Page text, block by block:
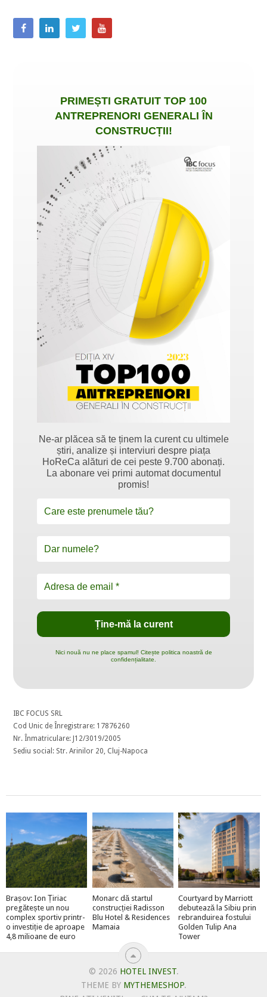
PRIMEȘTI GRATUIT TOP 100
ANTREPRENORI GENERALI ÎN
CONSTRUCȚII!
Ne-ar plăcea să te ținem la curent cu ultimele
știri, analize și interviuri despre piața
HoReCa alături de cei peste 9.700 abonați.
La abonare vei primi automat documentul
promis!
Nici nouă nu ne place spamul! Citește politica noastră de
confidențialitate.
IBC FOCUS SRL
Cod Unic de Înregistrare: 17876260
Nr. Înmatriculare: J12/3019/2005
Sediu social: Str. Arinilor 20, Cluj-Napoca
Brașov: Ion Țiriac
pregătește un nou
complex sportiv printr-
o investiție de aproape
4,8 milioane de euro
Monarc dă startul
construcției Radisson
Blu Hotel & Residences
Mamaia
Courtyard by Marriott
debutează la Sibiu prin
rebranduirea fostului
Golden Tulip Ana
Tower
© 2026 HOTEL INVEST.
THEME BY MYTHEMESHOP.